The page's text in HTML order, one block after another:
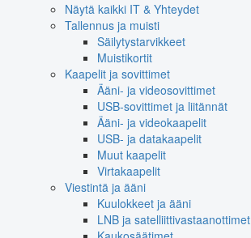
Näytä kaikki IT & Yhteydet
Tallennus ja muisti
Säilytystarvikkeet
Muistikortit
Kaapelit ja sovittimet
Ääni- ja videosovittimet
USB-sovittimet ja liitännät
Ääni- ja videokaapelit
USB- ja datakaapelit
Muut kaapelit
Virtakaapelit
Viestintä ja ääni
Kuulokkeet ja ääni
LNB ja satelliittivastaanottimet